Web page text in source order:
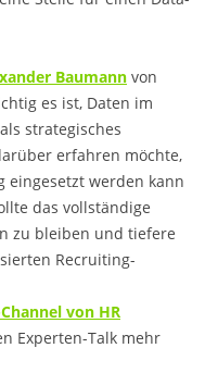
Baumann von
es ist, Daten im
strategisches
erfahren möchte,
eingesetzt werden kann
das vollständige
zu bleiben und tiefere
Recruiting-
von HR
Experten-Talk mehr